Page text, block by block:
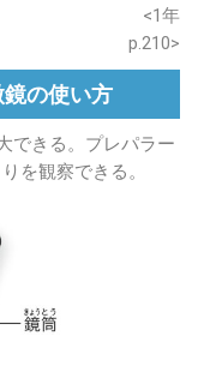
<1年
p.210>
の使い方
できる。プレパラー
を観察できる。